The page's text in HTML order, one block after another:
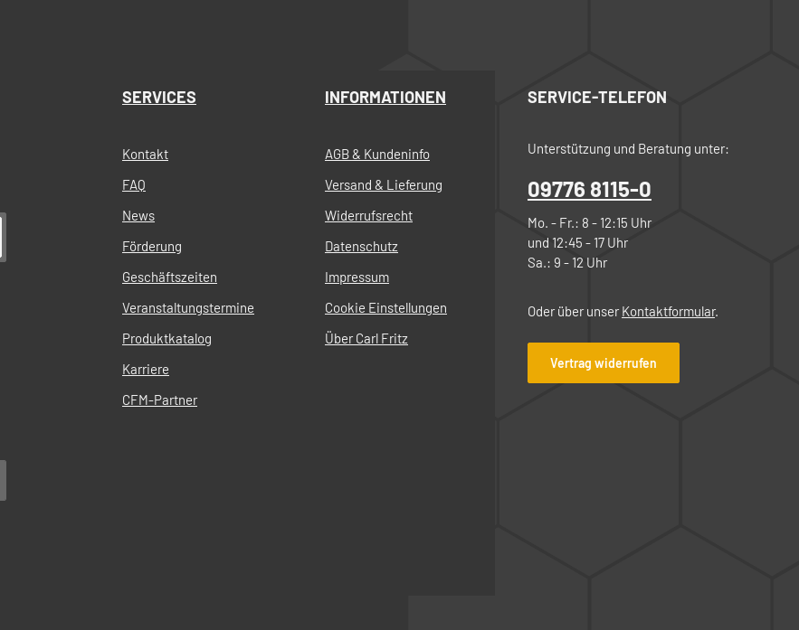
SERVICES
Kontakt
FAQ
News
Förderung
Geschäftszeiten
Veranstaltungstermine
Produktkatalog
Karriere
CFM-Partner
INFORMATIONEN
AGB & Kundeninfo
Versand & Lieferung
Widerrufsrecht
Datenschutz
Impressum
Cookie Einstellungen
Über Carl Fritz
SERVICE-TELEFON
Unterstützung und Beratung unter:
09776 8115-0
Mo. - Fr.: 8 - 12:15 Uhr
und 12:45 - 17 Uhr
Sa.: 9 - 12 Uhr
Oder über unser Kontaktformular.
Vertrag widerrufen